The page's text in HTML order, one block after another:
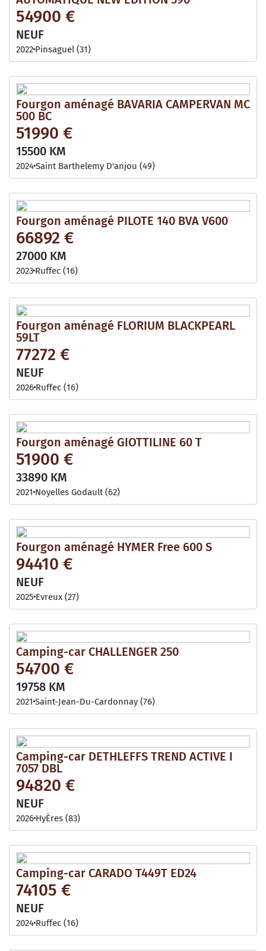
54900 €
NEUF
2022 Pinsaguel (31)
Fourgon aménagé BAVARIA CAMPERVAN MC
500 BC
51990 €
15500 KM
2024Saint Barthelemy D'anjou (49)
Fourgon aménagé PILOTE 140 BVA V600
66892 €
27000 KM
2023 Ruffec (16)
Fourgon aménagé FLORIUM BLACKPEARL
59LT
77272 €
NEUF
2026 Ruffec (16)
Fourgon aménagé GIOTTILINE 60 T
51900 €
33890 KM
2021 Noyelles Godault (62)
Fourgon aménagé HYMER Free 600 S
94410 €
NEUF
2025 Evreux (27)
Camping-car CHALLENGER 250
54700 €
19758 KM
2021 Saint-Jean-Du-Cardonnay (76)
Camping-car DETHLEFFS TREND ACTIVE I
7057 DBL
94820 €
NEUF
2026 HyÈres (83)
Camping-car CARADO T449T ED24
74105 €
NEUF
2024 Ruffec (16)